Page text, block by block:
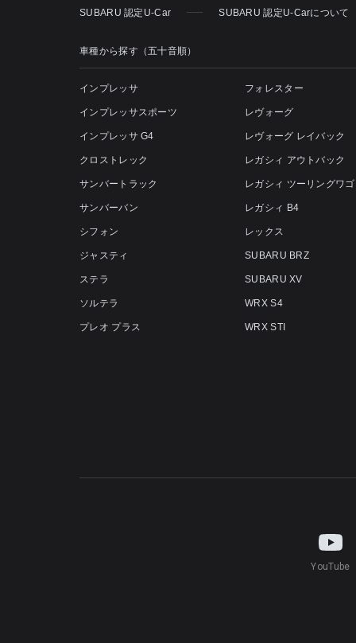
SUBARU 認定U-Car SUBARU 認定U-Carについて
車種から探す（五十音順）
インプレッサ
インプレッサスポーツ
インプレッサ G4
クロストレック
サンバートラック
サンバーバン
シフォン
ジャスティ
ステラ
ソルテラ
プレオ プラス
フォレスター
レヴォーグ
レヴォーグ レイバック
レガシィ アウトバック
レガシィ ツーリングワ
レガシィ B4
レックス
SUBARU BRZ
SUBARU XV
WRX S4
WRX STI
YouTube